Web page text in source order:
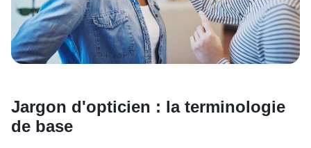
Jargon d'opticien : la terminologie
de base